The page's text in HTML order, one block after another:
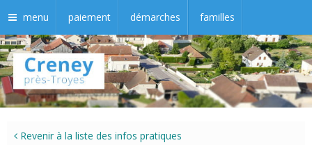
menu paiement démarches familles
Revenir à la liste des infos pratiques